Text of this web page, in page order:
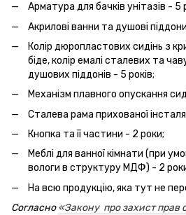
Арматура для бачків унітазів - 5
Акрилові ванни та душові
Колір дюропластових сидінь з
біде, колір емалі сталевих та
душових піддонів - 5 років;
Механізм плавного опускання
Сталева рама прихованої
Кнопка та її частини - 2 роки;
Меблі для ванної кімнати (при
вологи в структуру МДФ) - 2
На всю продукцію, яка тут не
Согласно«Закону про захист прав